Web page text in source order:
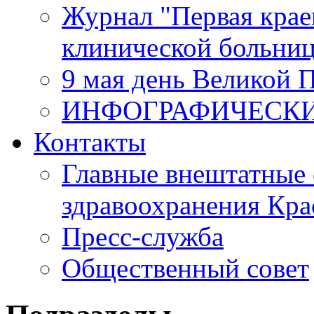
Журнал "Первая
клинической
9 мая день Великой
Контакты
Главные внештатные
здравоохранения
Пресс-служба
Общественный совет